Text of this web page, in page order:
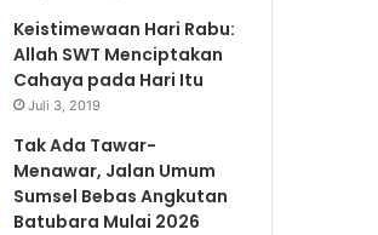
Keistimewaan Hari Rabu:
Allah SWT Menciptakan
Cahaya pada Hari Itu
Juli 3, 2019
Tak Ada Tawar-
Menawar, Jalan Umum
Sumsel Bebas Angkutan
Batubara Mulai 2026